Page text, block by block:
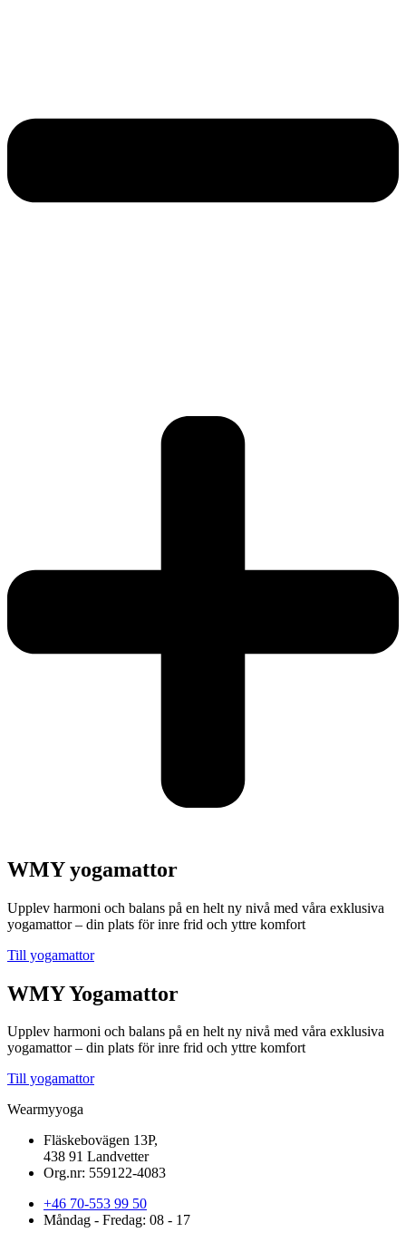
WMY yogamattor
Upplev harmoni och balans på en helt ny nivå med våra exklusiva
yogamattor – din plats för inre frid och yttre komfort
Till yogamattor
WMY Yogamattor
Upplev harmoni och balans på en helt ny nivå med våra exklusiva
yogamattor – din plats för inre frid och yttre komfort
Till yogamattor
Wearmyyoga
Fläskebovägen 13P,
438 91 Landvetter
Org.nr: 559122-4083
+46 70-553 99 50
Måndag - Fredag: 08 - 17